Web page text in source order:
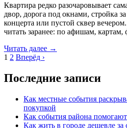
Квартира редко разочаровывает
двор, дорога под окнами, стройка
концерта или пустой сквер
читать заранее: по афишам,
Читать далее →
1 2 Вперёд ›
Последние записи
Как местные события
покупкой
Как события района
Как жить в городе дешевле за